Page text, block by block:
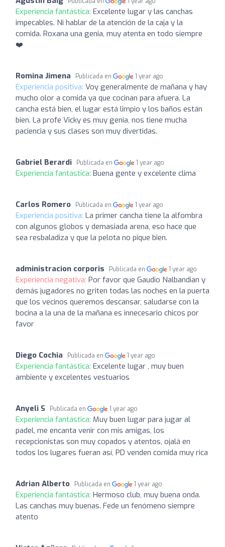
Experiencia fantástica: Excelente lugar y las canchas
impecables. Ni hablar de la atención de la caja y la
comida. Roxana una genia, muy atenta en todo siempre
❤️
Romina Jimena Publicada en 1 year ago
Experiencia positiva: Voy generalmente de mañana y hay
mucho olor a comida ya que cocinan para afuera. La
cancha está bien, el lugar está limpio y los baños están
bien. La profe Vicky es muy genia, nos tiene mucha
paciencia y sus clases son muy divertidas.
Gabriel Berardi Publicada en 1 year ago
Experiencia fantástica: Buena gente y excelente clima
Carlos Romero Publicada en 1 year ago
Experiencia positiva: La primer cancha tiene la alfombra
con algunos globos y demasiada arena, eso hace que
sea resbaladiza y que la pelota no pique bien.
administracion corporis Publicada en 1 year ago
Experiencia negativa: Por favor que Gaudio Nalbandian y
demás jugadores no griten todas las noches en la puerta
que los vecinos queremos descansar, saludarse con la
bocina a la una de la mañana es innecesario chicos por
favor
Diego Cochia Publicada en 1 year ago
Experiencia fantástica: Excelente lugar , muy buen
ambiente y excelentes vestuarios
Anyeli S Publicada en 1 year ago
Experiencia fantástica: Muy buen lugar para jugar al
padel, me encanta venir con mis amigas, los
recepcionistas son muy copados y atentos, ojalá en
todos los lugares fueran así, PD venden comida muy rica
Adrian Alberto Publicada en 1 year ago
Experiencia fantástica: Hermoso club, muy buena onda.
Las canchas muy buenas. Fede un fenómeno siempre
atento